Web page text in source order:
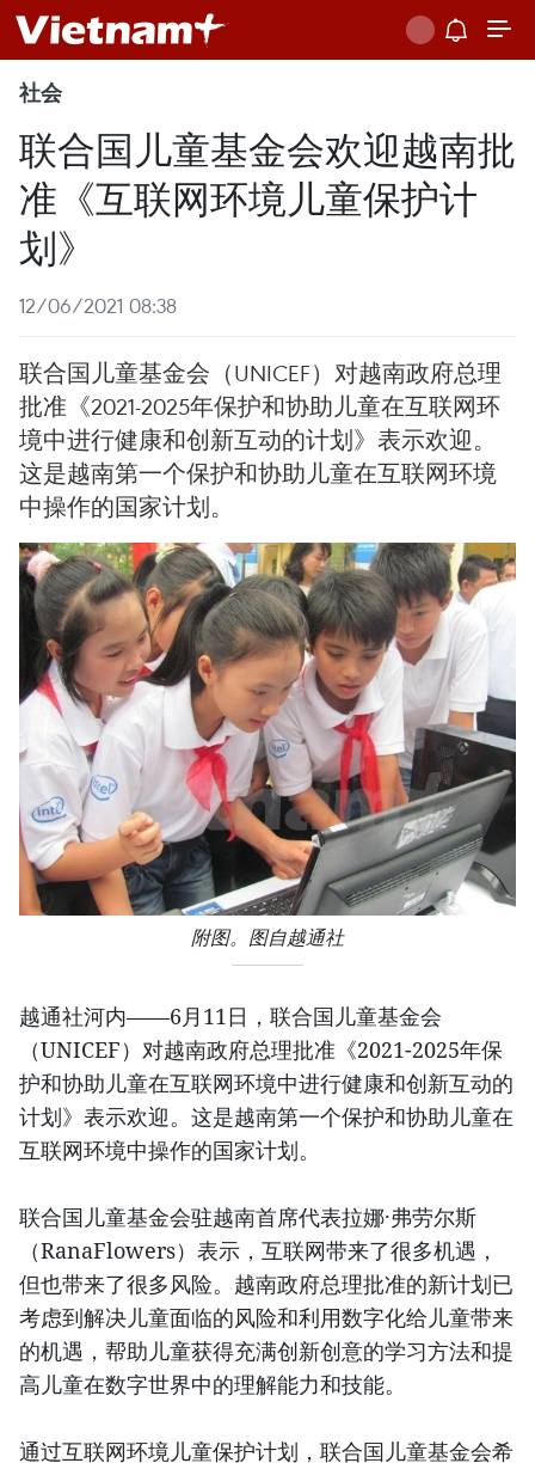
社会
联合国儿童基金会欢迎越南批
准《互联网环境儿童保护计
划》
12/06/2021 08:38
联合国儿童基金会（UNICEF）对越南政府总理
批准《2021-2025年保护和协助儿童在互联网环
境中进行健康和创新互动的计划》表示欢迎。
这是越南第一个保护和协助儿童在互联网环境
中操作的国家计划。
附图。图自越通社
越通社河内——6月11日，联合国儿童基金会
（UNICEF）对越南政府总理批准《2021-2025年保
护和协助儿童在互联网环境中进行健康和创新互动的
计划》表示欢迎。这是越南第一个保护和协助儿童在
互联网环境中操作的国家计划。
联合国儿童基金会驻越南首席代表拉娜·弗劳尔斯
（RanaFlowers）表示，互联网带来了很多机遇，
但也带来了很多风险。越南政府总理批准的新计划已
考虑到解决儿童面临的风险和利用数字化给儿童带来
的机遇，帮助儿童获得充满创新创意的学习方法和提
高儿童在数字世界中的理解能力和技能。
通过互联网环境儿童保护计划，联合国儿童基金会希